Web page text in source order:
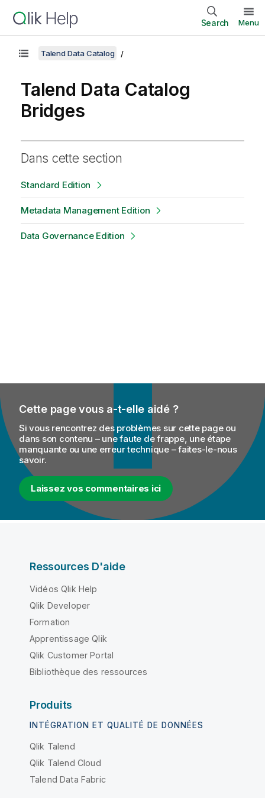
Search Menu
Talend Data Catalog
Talend Data Catalog
Bridges
Dans cette section
Standard Edition
Metadata Management Edition
Data Governance Edition
Cette page vous a-t-elle aidé ?
Si vous rencontrez des problèmes sur cette page ou
dans son contenu – une faute de frappe, une étape
manquante ou une erreur technique – faites-le-nous
savoir.
Laissez vos commentaires ici
Ressources D'aide
Vidéos Qlik Help
Qlik Developer
Formation
Apprentissage Qlik
Qlik Customer Portal
Bibliothèque des ressources
Produits
INTÉGRATION ET QUALITÉ DE DONNÉES
Qlik Talend
Qlik Talend Cloud
Talend Data Fabric